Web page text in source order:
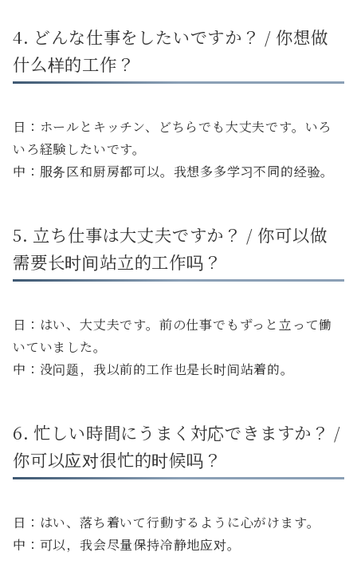
4. どんな仕事をしたいですか？ / 你想做
什么样的工作？
日：ホールとキッチン、どちらでも大丈夫です。いろ
いろ経験したいです。
中：服务区和厨房都可以。我想多多学习不同的经验。
5. 立ち仕事は大丈夫ですか？ / 你可以做
需要长时间站立的工作吗？
日：はい、大丈夫です。前の仕事でもずっと立って働
いていました。
中：没问题，我以前的工作也是长时间站着的。
6. 忙しい時間にうまく対応できますか？ /
你可以应对很忙的时候吗？
日：はい、落ち着いて行動するように心がけます。
中：可以，我会尽量保持冷静地应对。